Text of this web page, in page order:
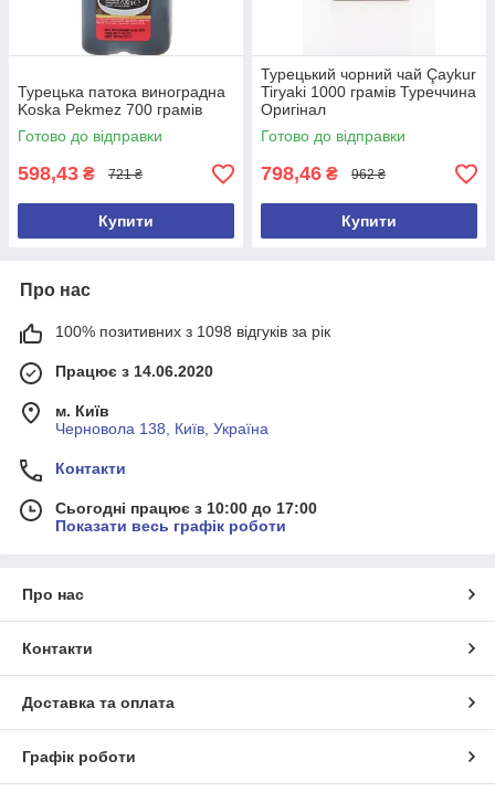
Турецька патока виноградна
Koska Pekmez 700 грамів
Готово до відправки
598,43 ₴ 721 ₴
Купити
Турецький чорний чай Çaykur
Tiryaki 1000 грамів Туреччина
Оригінал
Готово до відправки
798,46 ₴ 962 ₴
Купити
Про нас
100% позитивних з 1098 відгуків за рік
Працює з 14.06.2020
м. Київ
Черновола 138, Київ, Україна
Контакти
Сьогодні працює з 10:00 до 17:00
Показати весь графік роботи
Про нас
Контакти
Доставка та оплата
Графік роботи